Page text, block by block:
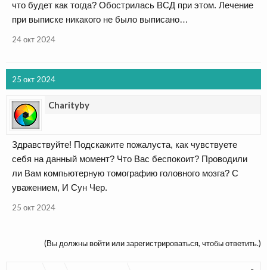
что будет как тогда? Обострилась ВСД при этом. Лечение
при выписке никакого не было выписано…
24 окт 2024
25 окт 2024
Charityby
Здравствуйте! Подскажите пожалуста, как чувствуете
себя на данный момент? Что Вас беспокоит? Проводили
ли Вам компьютерную томографию головного мозга? С
уважением, И Сун Чер.
25 окт 2024
(Вы должны войти или зарегистрироваться, чтобы ответить.)